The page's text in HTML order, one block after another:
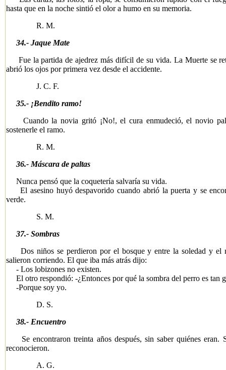
hasta que en la noche sintió el olor a humo en su memoria.
R. M.
34.- Jaque Mate
Fue la partida de ajedrez más difícil de su vida. La Muerte se
abrió los ojos por primera vez desde el accidente.
J. C. F.
35.- ¡Bendito ramo!
Cuando la novia gritó ¡No!, el cura enmudeció, el novio
sostenerle el ramo.
R. M.
36.- Máscara de paltas
Nunca pensó que la coquetería salvaría su vida.
El asesino huyó despavorido cuando abrió la puerta y se
verde.
S. M.
37.- Sombras
Dos niños se perdieron por el bosque y entre la soledad y el
salieron corriendo. El que iba más atrás dijo:
- Los lobizones no existen.
El otro respondió: -¿Entonces por qué la sombra del perro es tan
-Porque soy yo.
D. S.
38.- Encuentro
Se encontraron treinta años después, sin saber quiénes eran.
reconocieron.
A. G.